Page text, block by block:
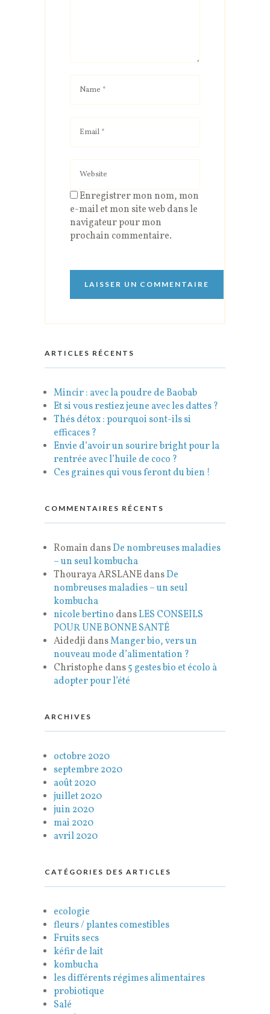
Enregistrer mon nom, mon
e-mail et mon site web dans le
navigateur pour mon
prochain commentaire.
ARTICLES RÉCENTS
Mincir : avec la poudre de Baobab
Et si vous restiez jeune avec les dattes ?
Thés détox : pourquoi sont-ils si
efficaces ?
Envie d’avoir un sourire bright pour la
rentrée avec l’huile de coco ?
Ces graines qui vous feront du bien !
COMMENTAIRES RÉCENTS
Romain dansDe nombreuses maladies
– un seul kombucha
Thouraya ARSLANEdansDe
nombreuses maladies – un seul
kombucha
nicole bertino dansLES CONSEILS
POUR UNE BONNE SANTÉ
Aidedji dansManger bio, vers un
nouveau mode d’alimentation ?
Christophe dans5 gestes bio et écolo à
adopter pour l’été
ARCHIVES
octobre 2020
septembre 2020
août 2020
juillet 2020
juin 2020
mai 2020
avril 2020
CATÉGORIES DES ARTICLES
ecologie
fleurs / plantes comestibles
Fruits secs
kéfir de lait
kombucha
les différents régimes alimentaires
probiotique
Salé